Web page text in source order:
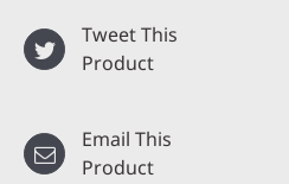
Tweet This
Product
Email This
Product